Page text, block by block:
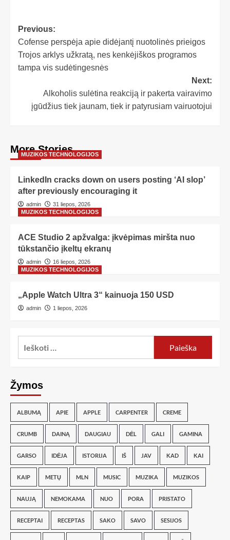
Previous:
Cofense perspėja apie didėjantį nuotolinės prieigos
Trojos arklys užkratą, nes kenkėjiškos programos
tampa vis sudėtingesnės
Next:
Alkoholis sulėtina reakciją ir pakerta vairavimo
įgūdžius tiek jaunam, tiek ir patyrusiam vairuotojui
More Stories
MUZIKOS TECHNOLOGIJOS
LinkedIn cracks down on users posting ‘AI slop’
after previously encouraging it
admin
31 liepos, 2026
MUZIKOS TECHNOLOGIJOS
ACE Studio 2 apžvalga: įkvėpimas miršta nuo
tūkstančio įkeltų ekranų
admin
16 liepos, 2026
MUZIKOS TECHNOLOGIJOS
„Apple Watch Ultra 3“ kainuoja 150 USD
admin 1 liepos, 2026
Žymos
ALBUMĄ APIE APPLE CARPENTER CREME
CRUMB DAINĄ DAUGIAU DĖL GALI GAMINA
GARSO IDĖJA ISTORIJA IŠ JAV KAD KAI
KAIP METŲ MLN MUSIC MUZIKA MUZIKOS
NAUJĄ NEMOKAMA NUO PORA PRISTATO
RECEPTAI RECEPTAS SAKO SAVO SESIJOS